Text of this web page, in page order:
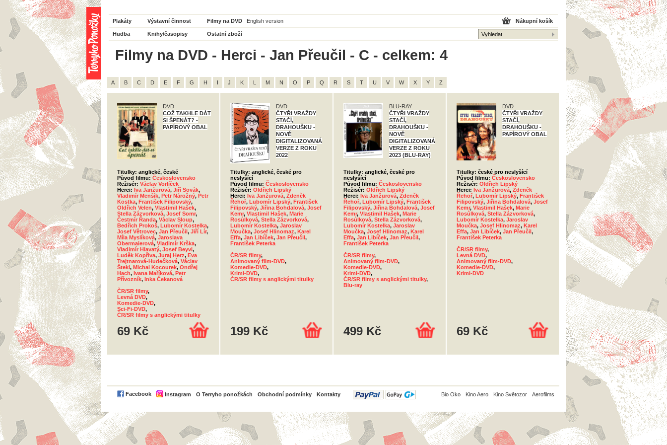
Plakáty Výstavní činnost Filmy na DVD English version
Hudba Knihy/časopisy Ostatní zboží
Nákupní košík
Filmy na DVD - Herci - Jan Přeučil - C - celkem: 4
A B C D E F G H I J K L M N O P Q R S T U V W X Y Z
DVD
COŽ TAKHLE DÁT
SI ŠPENÁT? -
PAPÍROVÝ OBAL
Titulky: anglické, české
Původ filmu: Československo
Režisér: Václav Vorlíček
Herci: Iva Janžurová, Jiří Sovák,
Vladimír Menšík, Petr Nárožný, Petr
Kostka, František Filipovský,
Oldřich Velen, Vlastimil Hašek,
Stella Zázvorková, Josef Somr,
Čestmír Řanda, Václav Sloup,
Bedřich Prokoš, Lubomír Kostelka,
Josef Větrovec, Jan Přeučil, Jiří Lír,
Míla Myslíková, Jaroslava
Obermaierová, Vladimír Krška,
Vladimír Hlavatý, Josef Beyvl,
Luděk Kopřiva, Juraj Herz, Eva
Trejtnarová-Hudečková, Václav
Štekl, Michal Kocourek, Ondřej
Hach, Ivana Maříková, Petr
Přívozník, Inka Čekanová
ČR/SR filmy,
Levná DVD,
Komedie-DVD,
Sci-Fi-DVD,
ČR/SR filmy s anglickými titulky
69 Kč
DVD
ČTYŘI VRAŽDY
STAČÍ,
DRAHOUŠKU -
NOVĚ
DIGITALIZOVANÁ
VERZE Z ROKU
2022
Titulky: anglické, české pro
neslyšící
Původ filmu: Československo
Režisér: Oldřich Lipský
Herci: Iva Janžurová, Zdeněk
Řehoř, Lubomír Lipský, František
Filipovský, Jiřina Bohdalová, Josef
Kemr, Vlastimil Hašek, Marie
Rosůlková, Stella Zázvorková,
Lubomír Kostelka, Jaroslav
Moučka, Josef Hlinomaz, Karel
Effa, Jan Libíček, Jan Přeučil,
František Peterka
ČR/SR filmy,
Animovaný film-DVD,
Komedie-DVD,
Krimi-DVD,
ČR/SR filmy s anglickými titulky
199 Kč
BLU-RAY
ČTYŘI VRAŽDY
STAČÍ,
DRAHOUŠKU -
NOVĚ
DIGITALIZOVANÁ
VERZE Z ROKU
2023 (BLU-RAY)
Titulky: anglické, české pro
neslyšící
Původ filmu: Československo
Režisér: Oldřich Lipský
Herci: Iva Janžurová, Zdeněk
Řehoř, Lubomír Lipský, František
Filipovský, Jiřina Bohdalová, Josef
Kemr, Vlastimil Hašek, Marie
Rosůlková, Stella Zázvorková,
Lubomír Kostelka, Jaroslav
Moučka, Josef Hlinomaz, Karel
Effa, Jan Libíček, Jan Přeučil,
František Peterka
ČR/SR filmy,
Animovaný film-DVD,
Komedie-DVD,
Krimi-DVD,
ČR/SR filmy s anglickými titulky,
Blu-ray
499 Kč
DVD
ČTYŘI VRAŽDY
STAČÍ,
DRAHOUŠKU -
PAPÍROVÝ OBAL
Titulky: české pro neslyšící
Původ filmu: Československo
Režisér: Oldřich Lipský
Herci: Iva Janžurová, Zdeněk
Řehoř, Lubomír Lipský, František
Filipovský, Jiřina Bohdalová, Josef
Kemr, Vlastimil Hašek, Marie
Rosůlková, Stella Zázvorková,
Lubomír Kostelka, Jaroslav
Moučka, Josef Hlinomaz, Karel
Effa, Jan Libíček, Jan Přeučil,
František Peterka
ČR/SR filmy,
Levná DVD,
Animovaný film-DVD,
Komedie-DVD,
Krimi-DVD
69 Kč
Facebook Instagram O Terryho ponožkách Obchodní podmínky Kontakty
PayPal Bio Oko Kino Aero Kino Světozor Aerofilms